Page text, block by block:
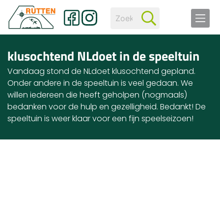
klusochtend NLdoet in de speeltuin
Vandaag stond de NLdoet klusochtend gepland.
Onder andere in de speeltuin is veel gedaan. We
willen iedereen die heeft geholpen (nogmaals)
bedanken voor de hulp en gezelligheid. Bedankt! De
speeltuin is weer klaar voor een fijn speelseizoen!